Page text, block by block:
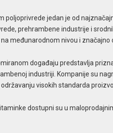
poljoprivrede jedan je od
prehrambene industrije i
međunarodnom nivou i
događaju predstavlja
industriji. Kompanije su
visokih standarda
dostupni su u